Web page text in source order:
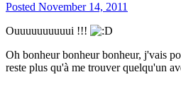
Posted November 14, 2011
Ouuuuuuuuuui !!!
Oh bonheur bonheur bonheur, j'vais
reste plus qu'à me trouver quelqu'un